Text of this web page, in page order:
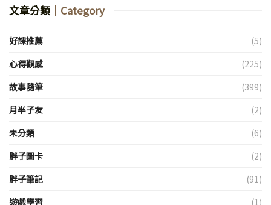
文章分類 ｜Category
好課推薦
(5)
心得觀感
(225)
故事隨筆
(399)
月半子友
(2)
未分類
(6)
胖子圖卡
(2)
胖子筆記
(91)
遊戲學習
(1)